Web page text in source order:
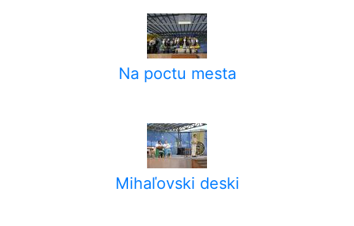
Na poctu mesta
Mihaľovski deski